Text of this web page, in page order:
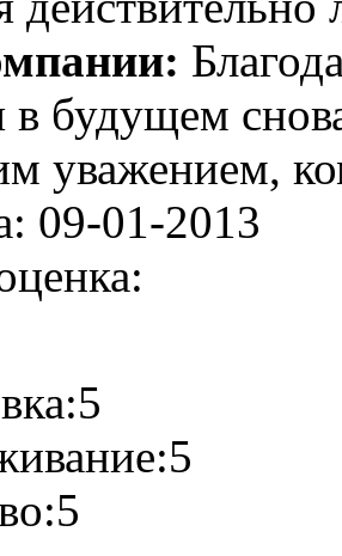
в будущем
уважением,
09-01-2013
5
5
5